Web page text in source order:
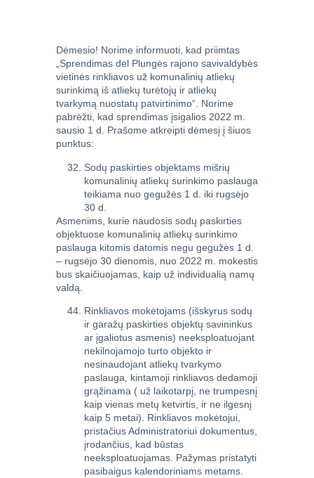
Dėmesio! Norime informuoti, kad priimtas
„Sprendimas dėl Plungės rajono savivaldybės
vietinės rinkliavos už komunalinių atliekų
surinkimą iš atliekų turėtojų ir atliekų
tvarkymą nuostatų patvirtinimo“. Norime
pabrėžti, kad sprendimas įsigalios 2022 m.
sausio 1 d. Prašome atkreipti dėmesį į šiuos
punktus:
Sodų paskirties objektams mišrių
komunalinių atliekų surinkimo paslauga
teikiama nuo gegužės 1 d. iki rugsėjo
30 d.
Asmenims, kurie naudosis sodų paskirties
objektuose komunalinių atliekų surinkimo
paslauga kitomis datomis negu gegužės 1 d.
– rugsėjo 30 dienomis, nuo 2022 m. mokestis
bus skaičiuojamas, kaip už individualią namų
valdą.
Rinkliavos mokėtojams (išskyrus sodų
ir garažų paskirties objektų savininkus
ar įgaliotus asmenis) neeksploatuojant
nekilnojamojo turto objekto ir
nesinaudojant atliekų tvarkymo
paslauga, kintamoji rinkliavos dedamoji
grąžinama ( už laikotarpį, ne trumpesnį
kaip vienas metų ketvirtis, ir ne ilgesnį
kaip 5 metai). Rinkliavos mokėtojui,
pristačius Administratoriui dokumentus,
įrodančius, kad būstas
neeksploatuojamas. Pažymas pristatyti
pasibaigus kalendoriniams metams.